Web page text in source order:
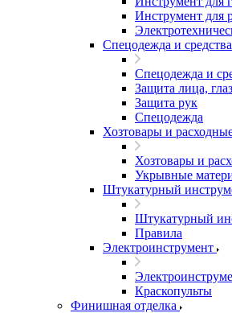
Инструмент для
Спецодежда и
Спецодежда и
Защита лица,
Защита рук
Спецодежда
Хозтовары и
Хозтовары и
Укрывные
Штукатурный
Штукатурный
Правила
Электроинструмент
Краскопульты
Финишная отделка